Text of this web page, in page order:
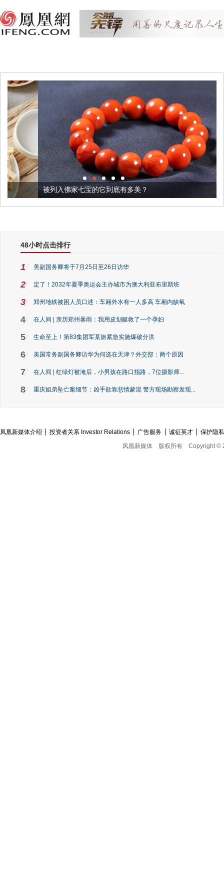
被列入佛家七宝的它到底有多美？
48小时点击排行
1 美副国务卿将于7月25日至26日访华
2 定了！2032年夏季奥运会主办城市为澳大利亚布里斯班
3 郑州地铁被困人员口述：车厢外水有一人多高 车厢内缺氧
4 在人间 | 亲历郑州暴雨：我用皮划艇救了一个孕妇
5 生命至上！第83集团军某旅紧急实施爆破分洪
6 美国常务副国务卿访华为何选在天津？外交部：两个原因
7 在人间 | 红绿灯被淹后，小男孩在路口指路，7位摄影师...
8 重庆姐弟坠亡案细节：凶手欲靠悲情蒙混 警方现场勘察发现...
凤凰新媒体介绍 投资者关系 Investor Relations 广告服务 诚征英才
保护隐
凤凰新媒体
版权所有 Copyright ©